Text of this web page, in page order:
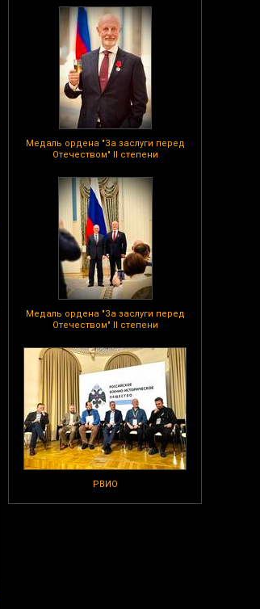
Медаль ордена "За заслуги перед
Отечеством" II степени
Медаль ордена "За заслуги перед
Отечеством" II степени
РВИО